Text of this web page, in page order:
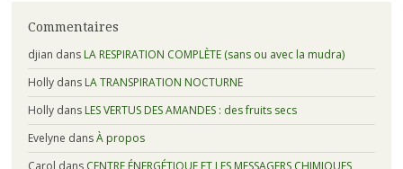
Commentaires
djian dans LA RESPIRATION COMPLÈTE (sans ou avec la mudra)
Hollydans LA TRANSPIRATION NOCTURNE
Hollydans LES VERTUS DES AMANDES : des fruits secs
Evelyne dansÀ propos
Carol dans CENTRE ÉNERGÉTIQUE ET LES MESSAGERS CHIMIQUES